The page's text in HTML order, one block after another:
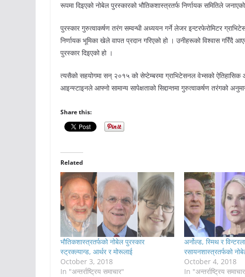
रूपमा दिइएको नोबेल पुरस्कारको भौतिकशास्त्रतर्फ निर्णायक समितिले
पुरस्कार गुरुत्वाकर्षण तरंग सम्वन्धी अध्ययन गर्ने लेजर इन्टरफेरोमिटर
निर्णायक भूमिका खेले वापत प्रदान गरिएको हो । उनीहरूको विश्वास गरिँदै
पुरस्कार दिइएको हो ।
त्यसैको सहयोगमा सन् २०१५ को सेप्टेम्बरमा ग्राभिटेसनल वेभ्सको
आइन्स्टाइनले आफ्नो सामान्य सापेक्षताको सिद्दान्तमा गुरुत्वाकर्षण तरंगको
Share this:
Related
भौतिकशास्त्रतर्फको नोबेल पुरस्कार
स्ट्रक्ल्यान्ड, आर्थर र मोरूलाई
October 3, 2018
In "अन्तर्राष्ट्रिय समाचार"
अर्नोल्ड, स्मिथ र
रसायनशास्त्रतर्फको
October 4, 2018
In "अन्तर्राष्ट्रिय